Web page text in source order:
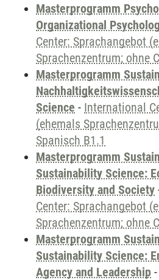
Masterprogramm
Organizational
Center: Sprachangebot
Sprachenzentrum; ohne
Masterprogramm
Science - International
(ehemals
Spanisch B1.1
Masterprogramm
Sustainability Science:
Biodiversity and Society
Center: Sprachangebot
Sprachenzentrum; ohne
Masterprogramm
Sustainability Science:
Agency and Leadership -